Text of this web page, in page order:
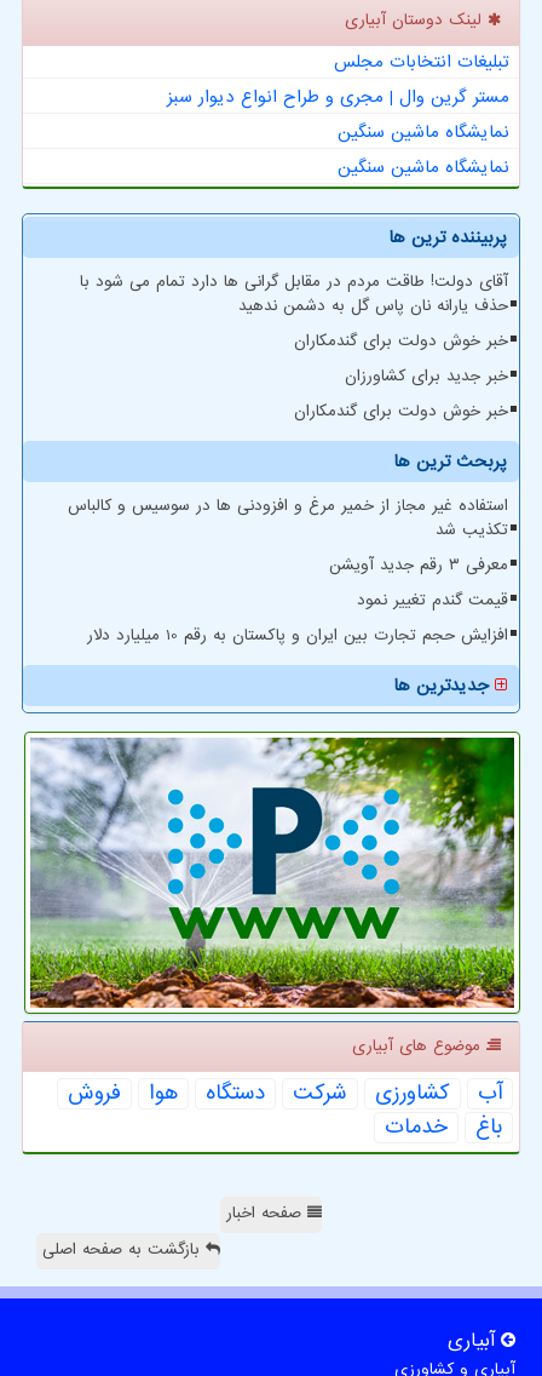
لینک دوستان آبیاری
تبلیغات انتخابات مجلس
مستر گرین وال | مجری و طراح انواع دیوار سبز
نمایشگاه ماشین سنگین
نمایشگاه ماشین سنگین
پربیننده ترین ها
آقای دولت! طاقت مردم در مقابل گرانی ها دارد تمام می شود با
حذف یارانه نان پاس گل به دشمن ندهید
خبر خوش دولت برای گندمکاران
خبر جدید برای کشاورزان
خبر خوش دولت برای گندمکاران
پربحث ترین ها
استفاده غیر مجاز از خمیر مرغ و افزودنی ها در سوسیس و کالباس
تکذیب شد
معرفی ۳ رقم جدید آویشن
قیمت گندم تغییر نمود
افزایش حجم تجارت بین ایران و پاکستان به رقم 10 میلیارد دلار
جدیدترین ها
موضوع های آبیاری
آب كشاورزی شركت دستگاه هوا
فروش
باغ
خدمات
صفحه اخبار
بازگشت به صفحه اصلی
آبیاری
آبیاری و کشاورزی